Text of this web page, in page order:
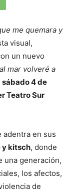
me quemara y
visual,
un nuevo
mar volveré a
sábado 4 de
Teatro Sur
adentra en sus
y kitsch, donde
una generación,
los afectos,
de